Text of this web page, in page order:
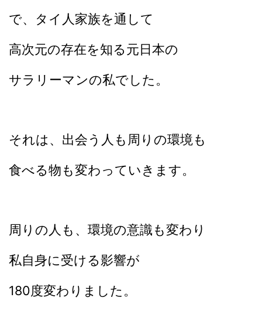
で、タイ人家族を通して
高次元の存在を知る元日本の
サラリーマンの私でした。
それは、出会う人も周りの環境も
食べる物も変わっていきます。
周りの人も、環境の意識も変わり
私自身に受ける影響が
180度変わりました。